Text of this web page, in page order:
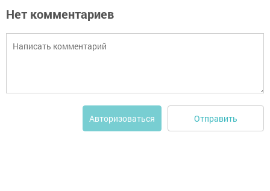
Нет комментариев
Авторизоваться Отправить